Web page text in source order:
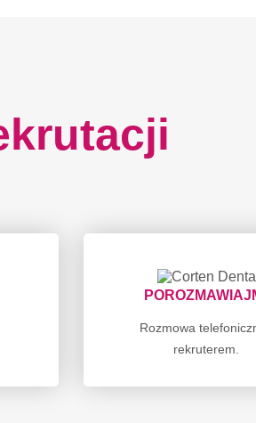
Rozmowa
rekruterem.